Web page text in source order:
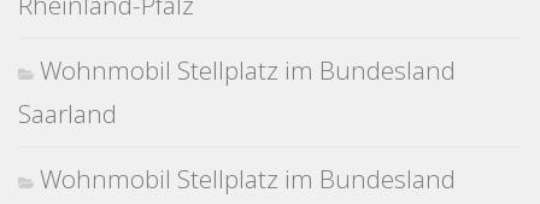
Wohnmobil Stellplatz im Bundesland
Saarland
Wohnmobil Stellplatz im Bundesland